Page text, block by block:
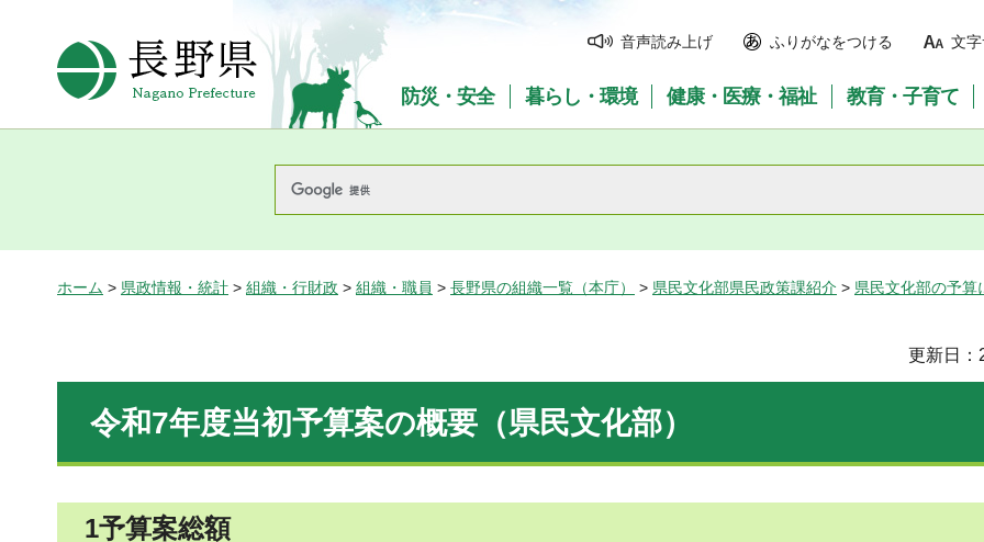
長野県Nagano Prefecture
音声読み上げ ふりがなをつける 文
防災・安全 暮らし・環境 健康・医療・福祉 教育・子育て
ホーム > 県政情報・統計 > 組織・行財政 > 組織・職員 > 長野県の組織一覧（本庁） > 県民文化部県民政策課紹介 > 県民文化部の予算
更新日：
令和7年度当初予算案の概要（県民文化部）
1予算案総額